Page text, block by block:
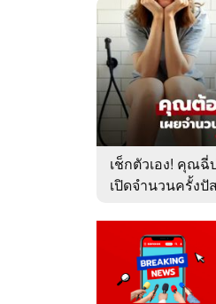
เช็กตัวเอง! คุณ
เปิดจำนวนครั้ง